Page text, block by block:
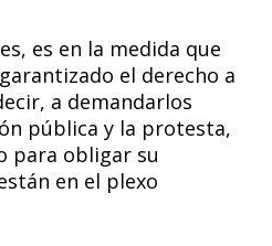
es en la medida que
el derecho a
a demandarlos
pública y la protesta,
para obligar su
en el plexo